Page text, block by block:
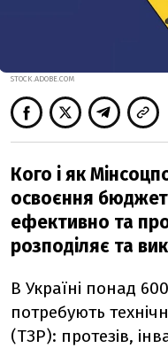
STOCK.ADOBE.COM
Кого і як
освоєння
ефективно та
розподіляє та
В Україні понад
потребують
(ТЗР): протезів,